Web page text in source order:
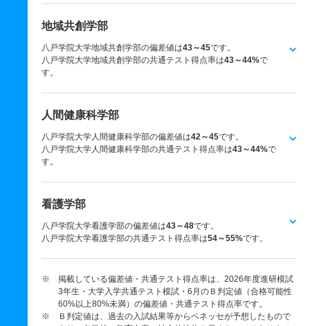
地域共創学部
八戸学院大学地域共創学部の偏差値は43～45です。
八戸学院大学地域共創学部の共通テスト得点率は43～44%で
す。
人間健康科学部
八戸学院大学人間健康科学部の偏差値は42～45です。
八戸学院大学人間健康科学部の共通テスト得点率は43～44%で
す。
看護学部
八戸学院大学看護学部の偏差値は43～48です。
八戸学院大学看護学部の共通テスト得点率は54～55%です。
※ 掲載している偏差値・共通テスト得点率は、2026年度進研模試
3年生・大学入学共通テスト模試・6月のＢ判定値（合格可能性
60%以上80%未満）の偏差値・共通テスト得点率です。
※ Ｂ判定値は、過去の入試結果等からベネッセが予想したもので